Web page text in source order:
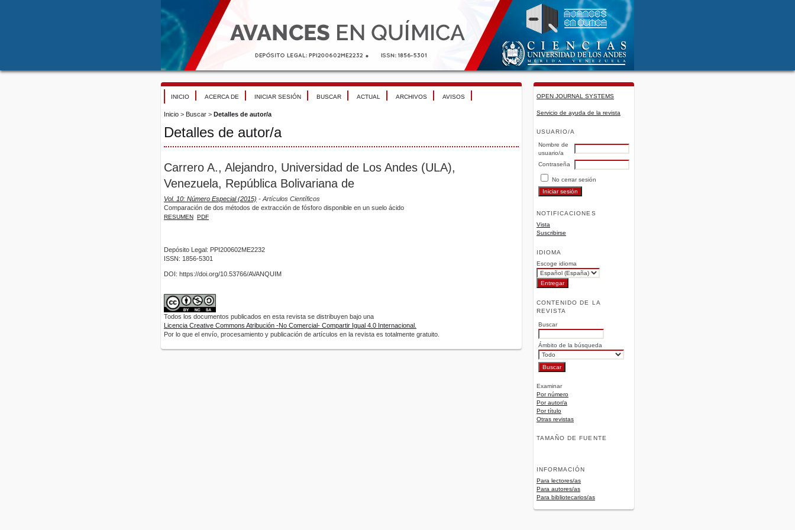
OPEN JOURNAL SYSTEMS
Servicio de ayuda de la revista
USUARIO/A
Nombre de
usuario/a
Contraseña
No cerrar sesión
NOTIFICACIONES
Vista
Suscribirse
IDIOMA
Escoge idioma
CONTENIDO DE LA
REVISTA
Buscar
Ámbito de la búsqueda
Examinar
Por número
Por autor/a
Por título
Otras revistas
TAMAÑO DE FUENTE
INFORMACIÓN
Para lectores/as
Para autores/as
Para bibliotecarios/as
INICIO ACERCA DE INICIAR SESIÓN BUSCAR ACTUAL ARCHIVOS AVISOS
Inicio > Buscar > Detalles de autor/a
Detalles de autor/a
Carrero A., Alejandro, Universidad de Los Andes (ULA),
Venezuela, República Bolivariana de
Vol. 10: Número Especial (2015) - Artículos Científicos
Comparación de dos métodos de extracción de fósforo disponible en un suelo ácido
RESUMEN PDF
Depósito Legal: PPI200602ME2232
ISSN: 1856-5301
DOI: https://doi.org/10.53766/AVANQUIM
Todos los documentos publicados en esta revista se distribuyen bajo una
Licencia Creative Commons Atribución -No Comercial- Compartir Igual 4.0 Internacional.
Por lo que el envío, procesamiento y publicación de artículos en la revista es totalmente gratuito.